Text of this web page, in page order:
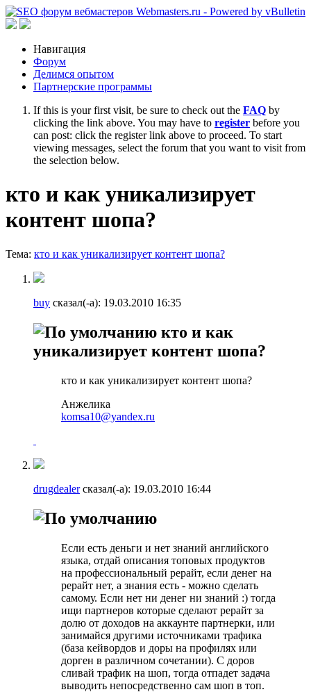
Навигация
Форум
Делимся опытом
Партнерские программы
If this is your first visit, be sure to check out the FAQ by
clicking the link above. You may have to register before you
can post: click the register link above to proceed. To start
viewing messages, select the forum that you want to visit from
the selection below.
кто и как уникализирует
контент шопа?
Тема: кто и как уникализирует контент шопа?
buy сказал(-а): 19.03.2010 16:35
кто и как
уникализирует контент шопа?
кто и как уникализирует контент шопа?
Анжелика
komsa10@yandex.ru
drugdealerсказал(-а): 19.03.2010 16:44
Если есть деньги и нет знаний английского
языка, отдай описания топовых продуктов
на профессиональный рерайт, если денег на
рерайт нет, а знания есть - можно сделать
самому. Если нет ни денег ни знаний :) тогда
ищи партнеров которые сделают рерайт за
долю от доходов на аккаунте партнерки, или
занимайся другими источниками трафика
(база кейвордов и доры на профилях или
дорген в различном сочетании). С доров
сливай трафик на шоп, тогда отпадет задача
выводить непосредственно сам шоп в топ.